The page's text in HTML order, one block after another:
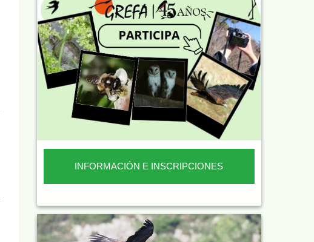
INFORMACIÓN E INSCRIPCIONES